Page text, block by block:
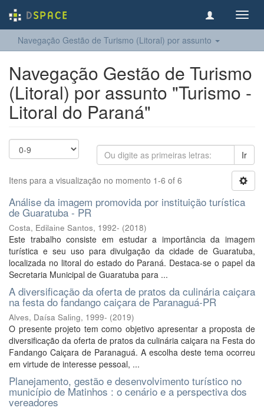
Navegação Gestão de Turismo (Litoral) por assunto
Navegação Gestão de Turismo
(Litoral) por assunto "Turismo -
Litoral do Paraná"
Ir
Itens para a visualização no momento 1-6 of 6
Análise da imagem promovida por instituição turística
de Guaratuba - PR
Costa, Edilaine Santos, 1992- (2018)
Este trabalho consiste em estudar a importância da imagem
turística e seu uso para divulgação da cidade de Guaratuba,
localizada no litoral do estado do Paraná. Destaca-se o papel da
Secretaria Municipal de Guaratuba para ...
A diversificação da oferta de pratos da culinária caiçara
na festa do fandango caiçara de Paranaguá-PR
Alves, Daísa Saling, 1999- (2019)
O presente projeto tem como objetivo apresentar a proposta de
diversificação da oferta de pratos da culinária caiçara na Festa do
Fandango Caiçara de Paranaguá. A escolha deste tema ocorreu
em virtude de interesse pessoal, ...
Planejamento, gestão e desenvolvimento turístico no
município de Matinhos : o cenário e a perspectiva dos
vereadores